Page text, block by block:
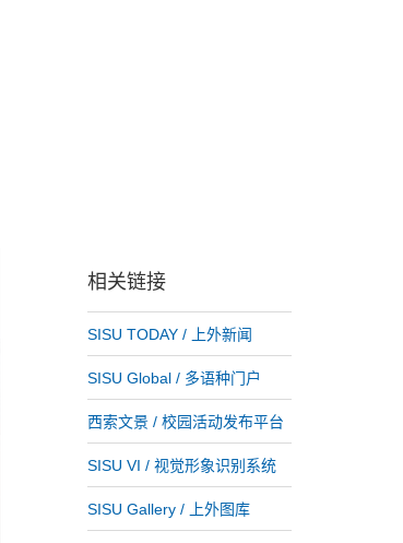
相关链接
SISU TODAY / 上外新闻
SISU Global / 多语种门户
西索文景 / 校园活动发布平台
SISU VI / 视觉形象识别系统
SISU Gallery / 上外图库